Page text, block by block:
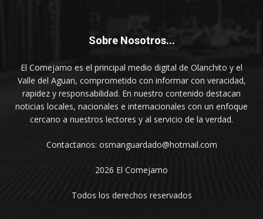
Sobre Nosotros...
El Comejamo es el principal medio digital de Olanchito y el
Valle del Aguan, comprometido con informar con veracidad,
rapidez y responsabilidad. En nuestro contenido destacan
noticias locales, nacionales e internacionales con un enfoque
cercano a nuestros lectores y al servicio de la verdad.
Contactanos: osmanguardado@hotmail.com
2026 El Comejamo
Todos los derechos reservados